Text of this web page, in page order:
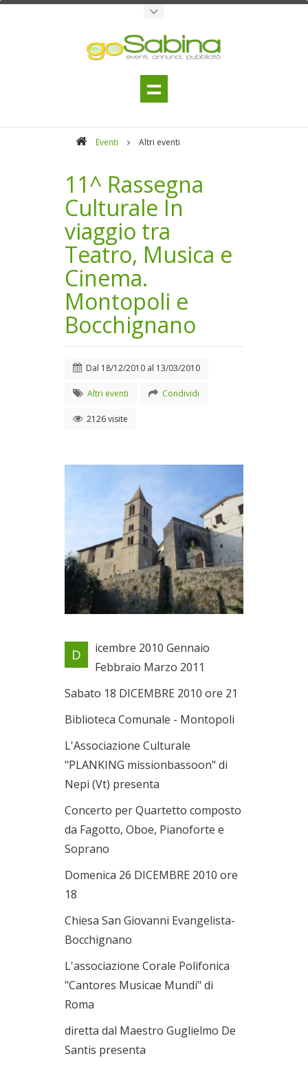
Eventi Altri eventi
11^ Rassegna
Culturale In
viaggio tra
Teatro, Musica e
Cinema.
Montopoli e
Bocchignano
Dal 18/12/2010 al 13/03/2010
Altri eventi Condividi
2126 visite
Locandina evento
Dal 18/12/2010 al
13/03/2010
D
icembre 2010 Gennaio
Febbraio Marzo 2011
Sabato 18 DICEMBRE 2010 ore 21
Biblioteca Comunale - Montopoli
L'Associazione Culturale
"PLANKING missionbassoon" di
Nepi (Vt) presenta
Concerto per Quartetto composto
da Fagotto, Oboe, Pianoforte e
Soprano
Domenica 26 DICEMBRE 2010 ore
18
Chiesa San Giovanni Evangelista-
Bocchignano
L'associazione Corale Polifonica
"Cantores Musicae Mundi" di
Roma
diretta dal Maestro Guglielmo De
Santis presenta